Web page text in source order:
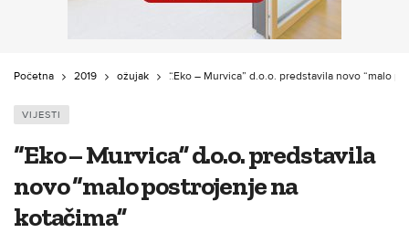
Početna 2019 ožujak “Eko – Murvica” d.o.o. predstavila novo “malo
VIJESTI
“Eko – Murvica” d.o.o. predstavila
novo “malo postrojenje na
kotačima”